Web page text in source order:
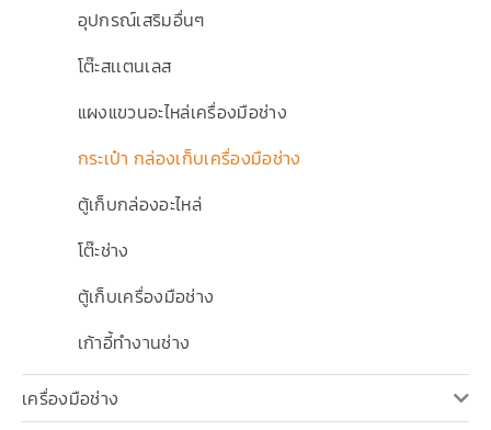
อุปกรณ์เสริมอื่นๆ
โต๊ะสเเตนเลส
แผงแขวนอะไหล่เครื่องมือช่าง
กระเป๋า กล่องเก็บเครื่องมือช่าง
ตู้เก็บกล่องอะไหล่
โต๊ะช่าง
ตู้เก็บเครื่องมือช่าง
เก้าอี้ทำงานช่าง
เครื่องมือช่าง